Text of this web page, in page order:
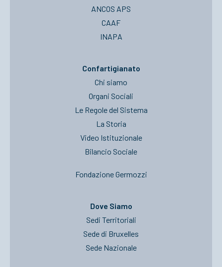
ANCOS APS
CAAF
INAPA
Confartigianato
Chi siamo
Organi Sociali
Le Regole del Sistema
La Storia
Video Istituzionale
Bilancio Sociale
Fondazione Germozzi
Dove Siamo
Sedi Territoriali
Sede di Bruxelles
Sede Nazionale